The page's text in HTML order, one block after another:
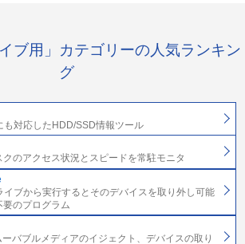
ブ用」カテゴリーの人気ランキン
グ
も対応したHDD/SSD情報ツール
のアクセス状況とスピードを常駐モニタ
イブから実行するとそのデバイスを取り外し可能
のプログラム
バブルメディアのイジェクト、デバイスの取り